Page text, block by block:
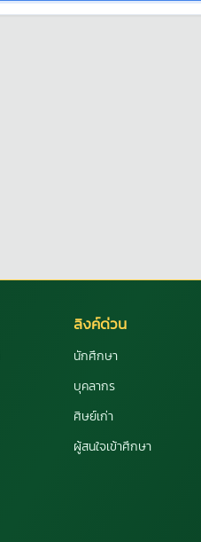
ลิงค์ด่วน
นักศึกษา
บุคลากร
ศิษย์เก่า
ผู้สนใจเข้าศึกษา